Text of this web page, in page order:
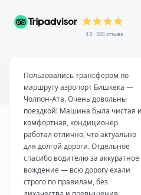
4.0 · 380 отзыва
Пользовались трансфером по
маршруту аэропорт Бишкека —
Чолпон-Ата. Очень довольны
поездкой! Машина была чистая и
комфортная, кондиционер
работал отлично, что актуально
для долгой дороги. Отдельное
спасибо водителю за аккуратное
вождение — всю дорогу ехали
строго по правилам, без